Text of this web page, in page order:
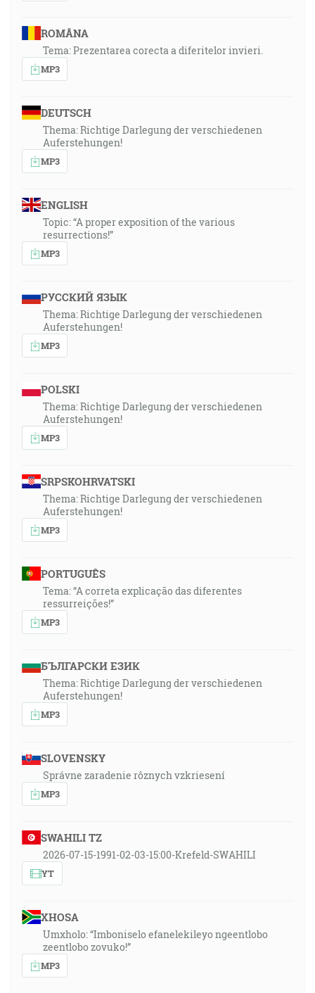
ROMÂNA
Tema: Prezentarea corecta a diferitelor invieri.
MP3
DEUTSCH
Thema: Richtige Darlegung der verschiedenen
Auferstehungen!
MP3
ENGLISH
Topic: “A proper exposition of the various
resurrections!”
MP3
РУССКИЙ ЯЗЫК
Thema: Richtige Darlegung der verschiedenen
Auferstehungen!
MP3
POLSKI
Thema: Richtige Darlegung der verschiedenen
Auferstehungen!
MP3
SRPSKOHRVATSKI
Thema: Richtige Darlegung der verschiedenen
Auferstehungen!
MP3
PORTUGUÊS
Tema: “A correta explicação das diferentes
ressurreições!”
MP3
БЪЛГАРСКИ ЕЗИК
Thema: Richtige Darlegung der verschiedenen
Auferstehungen!
MP3
SLOVENSKY
Správne zaradenie rôznych vzkriesení
MP3
SWAHILI TZ
2026-07-15-1991-02-03-15:00-Krefeld-SWAHILI
YT
XHOSA
Umxholo: “Imboniselo efanelekileyo ngeentlobo
zeentlobo zovuko!”
MP3